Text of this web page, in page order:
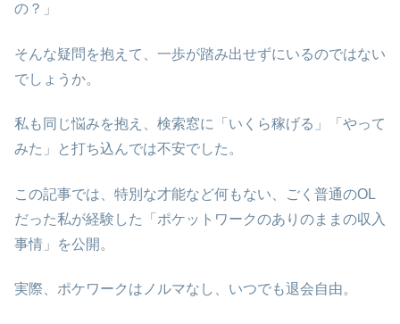
の？」
そんな疑問を抱えて、一歩が踏み出せずにいるのではない
でしょうか。
私も同じ悩みを抱え、検索窓に「いくら稼げる」「やって
みた」と打ち込んでは不安でした。
この記事では、特別な才能など何もない、ごく普通のOL
だった私が経験した「ポケットワークのありのままの収入
事情」を公開。
実際、ポケワークはノルマなし、いつでも退会自由。